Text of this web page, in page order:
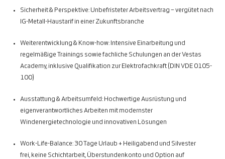
Sicherheit & Perspektive: Unbefristeter Arbeitsvertrag – vergütet nach
IG-Metall-Haustarif in einer Zukunftsbranche
Weiterentwicklung & Know-how: Intensive Einarbeitung und
regelmäßige Trainings sowie fachliche Schulungen an der Vestas
Academy, inklusive Qualifikation zur Elektrofachkraft (DIN VDE 0105-
100)
Ausstattung & Arbeitsumfeld: Hochwertige Ausrüstung und
eigenverantwortliches Arbeiten mit modernster
Windenergietechnologie und innovativen Lösungen
Work-Life-Balance: 30 Tage Urlaub + Heiligabend und Silvester
frei, keine Schichtarbeit, Überstundenkonto und Option auf